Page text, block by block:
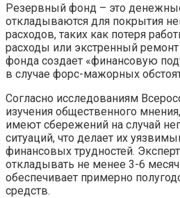
Резервный фонд – это
откладываются для покрытия
расходов, таких как потеря
расходы или экстренный
фонда создает «финансовую
в случае форс-мажорных
Согласно исследованиям
изучения общественного
имеют сбережений на случай
ситуаций, что делает их
финансовых трудностей.
откладывать не менее 3-6
обеспечивает примерно
средств.